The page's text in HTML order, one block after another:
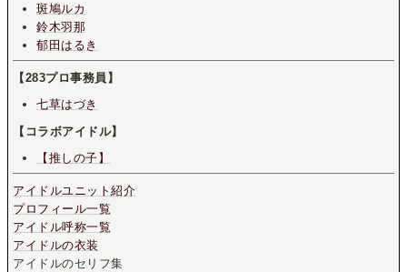
斑鳩ルカ
鈴木羽那
郁田はるき
【283プロ事務員】
七草はづき
【コラボアイドル】
【推しの子】
アイドルユニット紹介
プロフィール一覧
アイドル呼称一覧
アイドルの衣装
アイドルのセリフ集